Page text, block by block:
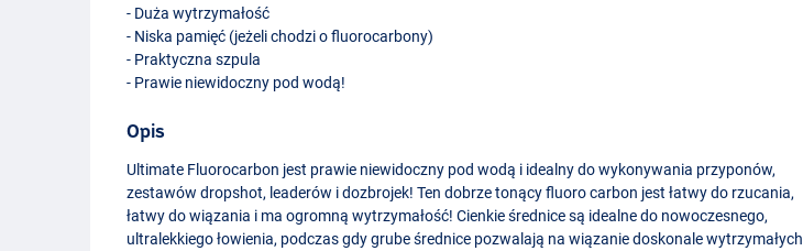
- Duża wytrzymałość
- Niska pamięć (jeżeli chodzi o fluorocarbony)
- Praktyczna szpula
- Prawie niewidoczny pod wodą!
Opis
Ultimate Fluorocarbon jest prawie niewidoczny pod wodą i idealny do wykonywania przyponów,
zestawów dropshot, leaderów i dozbrojek! Ten dobrze tonący fluoro carbon jest łatwy do rzucania,
łatwy do wiązania i ma ogromną wytrzymałość! Cienkie średnice są idealne do nowoczesnego,
ultralekkiego łowienia, podczas gdy grube średnice pozwalają na wiązanie doskonale wytrzymałych